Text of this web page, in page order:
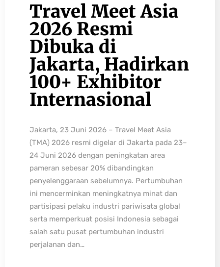
Travel Meet Asia
2026 Resmi
Dibuka di
Jakarta, Hadirkan
100+ Exhibitor
Internasional
Jakarta, 23 Juni 2026 – Travel Meet Asia
(TMA) 2026 resmi digelar di Jakarta pada 23–
24 Juni 2026 dengan peningkatan area
pameran sebesar 20% dibandingkan
penyelenggaraan sebelumnya. Pertumbuhan
ini mencerminkan meningkatnya minat dan
partisipasi pelaku industri pariwisata global
serta memperkuat posisi Indonesia sebagai
salah satu pusat pertumbuhan industri
perjalanan dan…